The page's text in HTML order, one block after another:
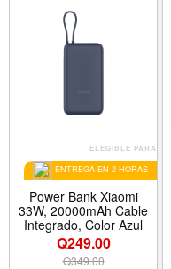
ELEGIBLE PARA
ENTREGA EN 2 HORAS
Power Bank Xiaomi
33W, 20000mAh Cable
Integrado, Color Azul
Q249.00
Q349.00